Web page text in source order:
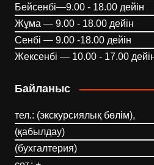
Бейсенбі—9.00 - 18.00 дейін
Жұма — 9.00 - 18.00 дейін
Сенбі — 9.00 -18.00 дейін
Жексенбі — 10.00 - 17.00
Байланыс
тел.: (экскурсиялық бөлім),
(қабылдау)
(бухгалтерия)